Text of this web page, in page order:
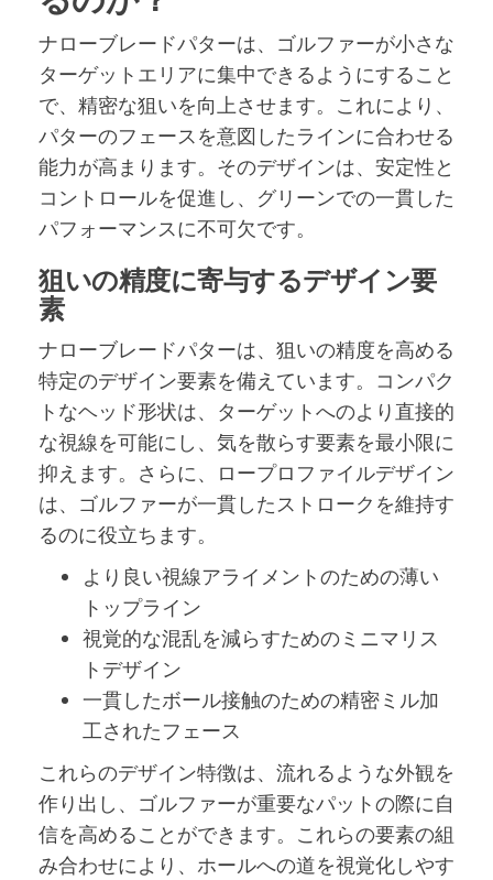
ナローブレードパターは、ゴルファーが小さな
ターゲットエリアに集中できるようにすること
で、精密な狙いを向上させます。これにより、
パターのフェースを意図したラインに合わせる
能力が高まります。そのデザインは、安定性と
コントロールを促進し、グリーンでの一貫した
パフォーマンスに不可欠です。
狙いの精度に寄与するデザイン要
素
ナローブレードパターは、狙いの精度を高める
特定のデザイン要素を備えています。コンパク
トなヘッド形状は、ターゲットへのより直接的
な視線を可能にし、気を散らす要素を最小限に
抑えます。さらに、ロープロファイルデザイン
は、ゴルファーが一貫したストロークを維持す
るのに役立ちます。
より良い視線アライメントのための薄い
トップライン
視覚的な混乱を減らすためのミニマリス
トデザイン
一貫したボール接触のための精密ミル加
工されたフェース
これらのデザイン特徴は、流れるような外観を
作り出し、ゴルファーが重要なパットの際に自
信を高めることができます。これらの要素の組
み合わせにより、ホールへの道を視覚化しやす